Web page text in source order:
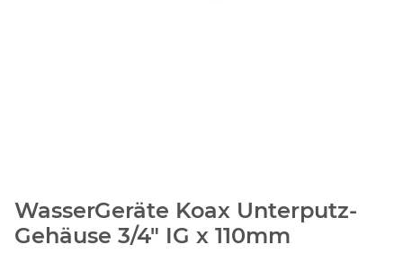
WasserGeräte Koax Unterputz-
Gehäuse 3/4" IG x 110mm